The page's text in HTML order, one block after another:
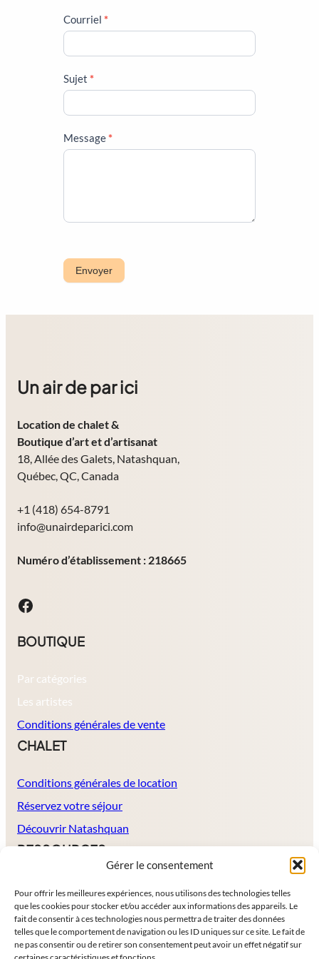
Gérer le consentement
Pour offrir les meilleures expériences, nous utilisons des technologies telles
que les cookies pour stocker et/ou accéder aux informations des appareils. Le
fait de consentir à ces technologies nous permettra de traiter des données
telles que le comportement de navigation ou les ID uniques sur ce site. Le fait de
ne pas consentir ou de retirer son consentement peut avoir un effet négatif sur
Courriel *
Sujet *
Message*
Envoyer
Un air de par ici
Location de chalet&
Boutique d’art et d’artisanat
18, Allée des Galets, Natashquan,
Québec, QC, Canada
+1 (418) 654-8791
info@unairdeparici.com
Numéro d’établissement : 218665
Facebook
BOUTIQUE
Par catégories
Les artistes
Conditions générales de vente
CHALET
Conditions générales de location
Réservez votre séjour
Découvrir Natashquan
RESSOURCES
Politique de protection de données
Mentions légales
Contact